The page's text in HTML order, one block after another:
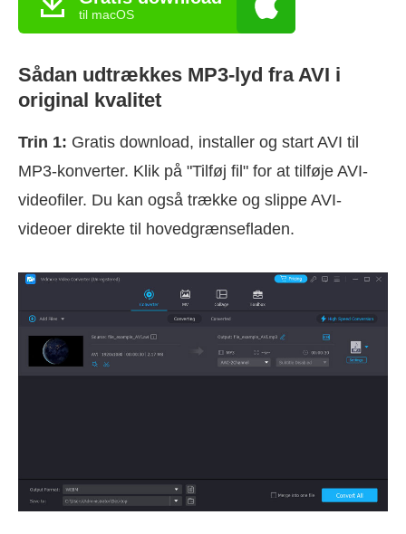
til macOS
Sådan udtrækkes MP3-lyd fra AVI i
original kvalitet
Trin 1: Gratis download, installer og start AVI til
MP3-konverter. Klik på "Tilføj fil" for at tilføje AVI-
videofiler. Du kan også trække og slippe AVI-
videoer direkte til hovedgrænsefladen.